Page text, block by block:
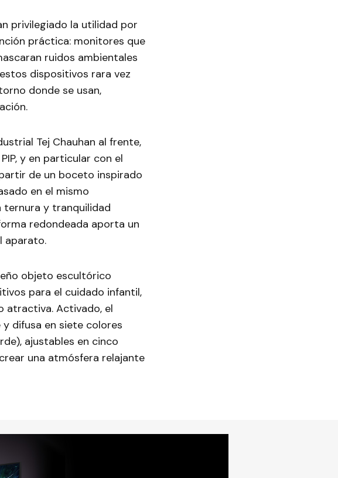
privilegiado la utilidad por
práctica: monitores que
ruidos ambientales
dispositivos rara vez
donde se usan,
Tej Chauhan al frente,
y en particular con el
de un boceto inspirado
en el mismo
ternura y tranquilidad
redondeada aporta un
aparato.
objeto escultórico
para el cuidado infantil,
atractiva. Activado, el
difusa en siete colores
ajustables en cinco
una atmósfera relajante